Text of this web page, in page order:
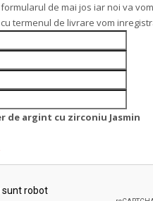
de mai jos iar noi va
termenul de livrare vom
de argint cu zirconiu Jasmin